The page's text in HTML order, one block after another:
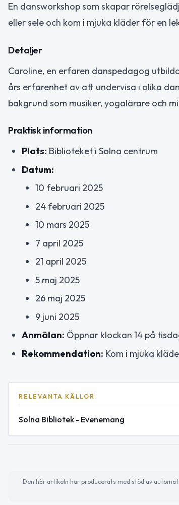
En dansworkshop som skapar
eller sele och kom i mjuka kläder för en
Detaljer
Caroline, en erfaren danspedagog
års erfarenhet av att undervisa i olika
bakgrund som musiker, yogalärare och
Praktisk information
Plats: Biblioteket i Solna centrum
Datum:
10 februari 2025
24 februari 2025
10 mars 2025
7 april 2025
21 april 2025
5 maj 2025
26 maj 2025
9 juni 2025
Anmälan: Öppnar klockan 14 på
Rekommendation: Kom i mjuka
RELEVANTA KÄLLOR
Solna Bibliotek - Evenemang
Den här artikeln har producerats med stöd av